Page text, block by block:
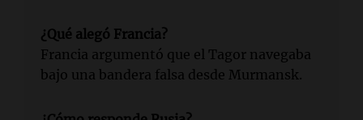
¿Qué alegó Francia?
Francia argumentó que el Tagor navegaba
bajo una bandera falsa desde Murmansk.